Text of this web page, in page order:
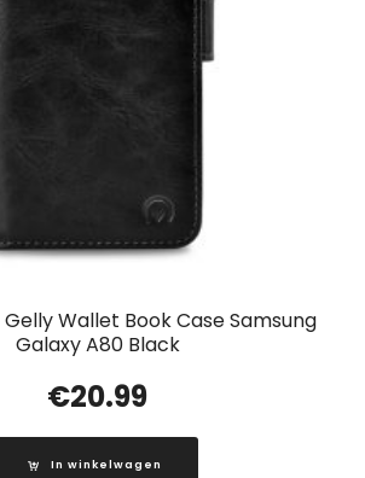
Wallet Book Case Samsung
Galaxy A80 Black
€20.99
In winkelwagen